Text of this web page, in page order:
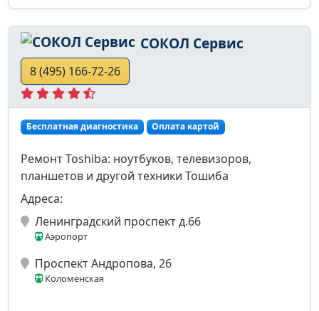
СОКОЛ Сервис
8 (495) 166-72-26
Бесплатная диагностика Оплата картой
Ремонт Toshiba: ноутбуков, телевизоров,
планшетов и другой техники Тошиба
Адреса:
Ленинградский проспект д.66
Аэропорт
Проспект Андропова, 26
Коломенская